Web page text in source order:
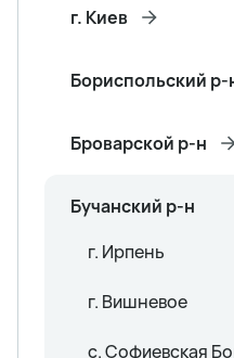
г. Киев
Бориспольский р-
Броварской р-н
Бучанский р-н
г. Ирпень
г. Вишневое
с. Софиевская